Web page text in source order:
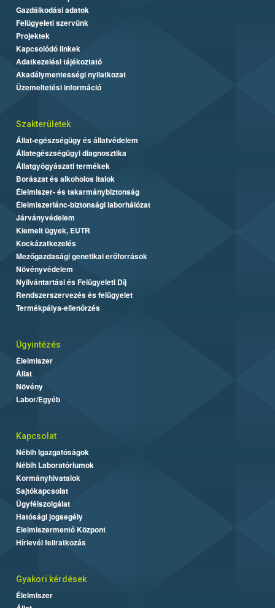
Gazdálkodási adatok
Felügyeleti szervünk
Projektek
Kapcsolódó linkek
Adatkezelési tájékoztató
Akadálymentességi nyilatkozat
Üzemeltetési információ
Szakterületek
Állat-egészségügy és állatvédelem
Állategészségügyi diagnosztika
Állatgyógyászati termékek
Borászat és alkoholos italok
Élelmiszer- és takarmánybiztonság
Élelmiszerlánc-biztonsági laborhálózat
Járványvédelem
Kiemelt ügyek, EUTR
Kockázatkezelés
Mezőgazdasági genetikai erőforrások
Növényvédelem
Nyilvántartási és Felügyeleti Díj
Rendszerszervezés és felügyelet
Termékpálya-ellenőrzés
Ügyintézés
Élelmiszer
Állat
Növény
Labor/Egyéb
Kapcsolat
Nébih Igazgatóságok
Nébih Laboratóriumok
Kormányhivatalok
Sajtókapcsolat
Ügyfélszolgálat
Hatósági jogsegély
Élelmiszermentő Központ
Hírlevél feliratkozás
Gyakori kérdések
Élelmiszer